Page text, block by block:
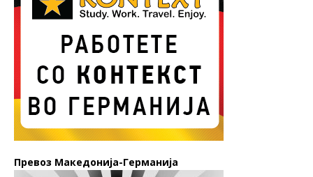
Превоз Македонија-Германија